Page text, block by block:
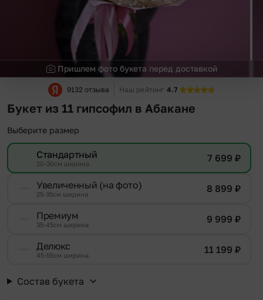
Пришлем фото букета перед доставкой
9132 отзыва Наш рейтинг 4.7
Букет из 11 гипсофил в Абакане
Выберите размер
Стандартный
20-30см ширина 7 699 ₽
Увеличенный (на фото)
25-35см ширина 8 899 ₽
Премиум
35-45см ширина 9 999 ₽
Делюкс
45-55см ширина 11 199 ₽
Состав букета